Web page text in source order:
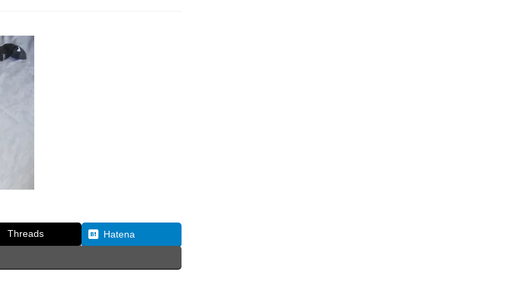
Threads Hatena